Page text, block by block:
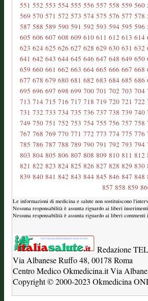
551 552 553 554 555 556 557 558 559 560
569 570 571 572 573 574 575 576 577 578
587 588 589 590 591 592 593 594 595 596
605 606 607 608 609 610 611 612 613 614
623 624 625 626 627 628 629 630 631 632
641 642 643 644 645 646 647 648 649 650
659 660 661 662 663 664 665 666 667 668
677 678 679 680 681 682 683 684 685 686
695 696 697 698 699 700 701 702 703 704
713 714 715 716 717 718 719 720 721 722
731 732 733 734 735 736 737 738 739 740
749 750 751 752 753 754 755 756 757 758
767 768 769 770 771 772 773 774 775 776
785 786 787 788 789 790 791 792 793 794
803 804 805 806 807 808 809 810 811 812
821 822 823 824 825 826 827 828 829 830
839 840 841 842 843 844 845 846 847 848
857 858 859
Le informazioni di medicina e salute non sostituiscono
Nessuna responsabilità è assunta riguardo ai liberi
Nessuna responsabilità è assunta riguardo ai liberi
Redazione
Via Albanese Ruffo 48, 00178 Roma
Centro Medico Okmedicina.it Via
Copyright © 2000-2023 Okmedicina